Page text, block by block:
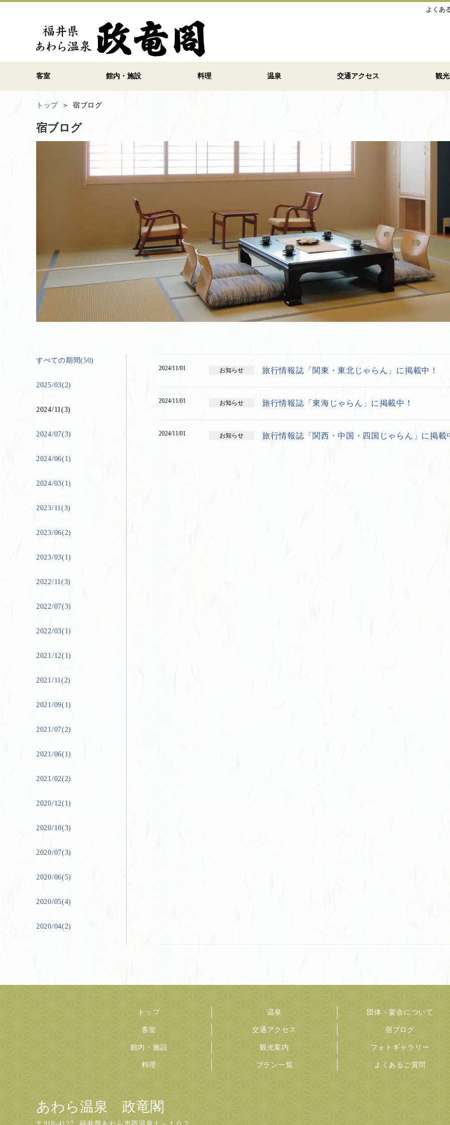
よくあ
客室 館内・施設 料理 温泉 交通アクセス 観
トップ 宿ブログ
宿ブログ
すべての期間(50)
2025/03(2)
2024/11(3)
2024/07(3)
2024/06(1)
2024/03(1)
2023/11(3)
2023/06(2)
2023/03(1)
2022/11(3)
2022/07(3)
2022/03(1)
2021/12(1)
2021/11(2)
2021/09(1)
2021/07(2)
2021/06(1)
2021/02(2)
2020/12(1)
2020/10(3)
2020/07(3)
2020/06(5)
2020/05(4)
2020/04(2)
2024/11/01 お知らせ 旅行情報誌「関東・東北じゃらん」に掲載中！
2024/11/01 お知らせ 旅行情報誌「東海じゃらん」に掲載中！
2024/11/01 お知らせ 旅行情報誌「関西・中国・四国じゃらん」に掲載
トップ
客室
館内・施設
料理
温泉
交通アクセス
観光案内
プラン一覧
団体・宴会について
宿ブログ
フォトギャラリー
よくあるご質問
あわら温泉 政竜閣